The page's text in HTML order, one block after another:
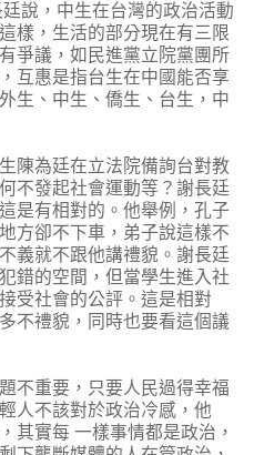
說，中生在台灣的政治活動
樣，生活的部分現在有三限
爭議，如民進黨立院黨團所
互惠是指台生在中國能否享
生、中生、僑生、台生，中
陳為廷在立法院備詢台對教
不發起社會運動等？謝長廷
是有相對的。他舉例，孔子
方卻不下車，弟子說這樣不
義就不跟他講禮貌。謝長廷
錯的空間，但當學生進入社
受社會的公評。這是相對
不禮貌，同時也要看這個議
不重要，只要人民過得幸福
人不該對於政治冷感，他
其實每 一樣事情都是政治，